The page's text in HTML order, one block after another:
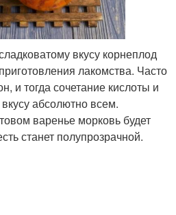
вкусу корнеплод
лакомства. Часто
и тогда сочетание кислоты и
абсолютно всем.
варенье морковь будет
станет полупрозрачной.